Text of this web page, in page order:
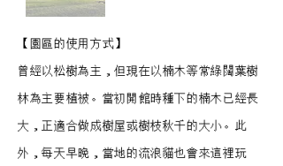
【園區的使用方式】
曾經以松樹為主，但現在以楠木等常綠闊葉樹
林為主要植被。當初開館時種下的楠木已經長
大，正適合做成樹屋或樹枝秋千的大小。此
外，每天早晚，當地的流浪貓也會來這裡玩